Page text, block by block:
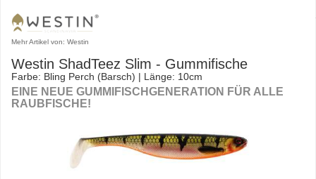
Mehr Artikel von: Westin
Westin ShadTeez Slim - Gummifische
Farbe: Bling Perch (Barsch) | Länge: 10cm
EINE NEUE GUMMIFISCHGENERATION FÜR ALLE
RAUBFISCHE!